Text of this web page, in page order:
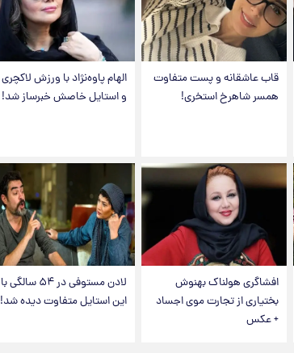
قاب عاشقانه و پست متفاوت
همسر شاهرخ استخری!
الهام پاوه‌نژاد با ورزش لاکچری
و استایل خاصش خبرساز شد!
افشاگری هولناک بهنوش
بختیاری از تجارت موی اجساد
+ عکس
لادن مستوفی در ۵۴ سالگی با
این استایل متفاوت دیده شد!